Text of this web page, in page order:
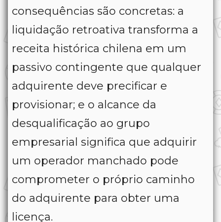
consequências são concretas: a
liquidação retroativa transforma a
receita histórica chilena em um
passivo contingente que qualquer
adquirente deve precificar e
provisionar; e o alcance da
desqualificação ao grupo
empresarial significa que adquirir
um operador manchado pode
comprometer o próprio caminho
do adquirente para obter uma
licença.